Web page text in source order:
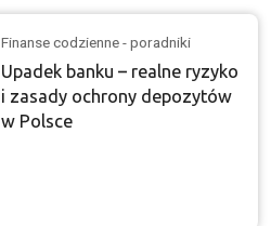
Finanse codzienne - poradniki
Upadek banku – realne ryzyko
i zasady ochrony depozytów
w Polsce